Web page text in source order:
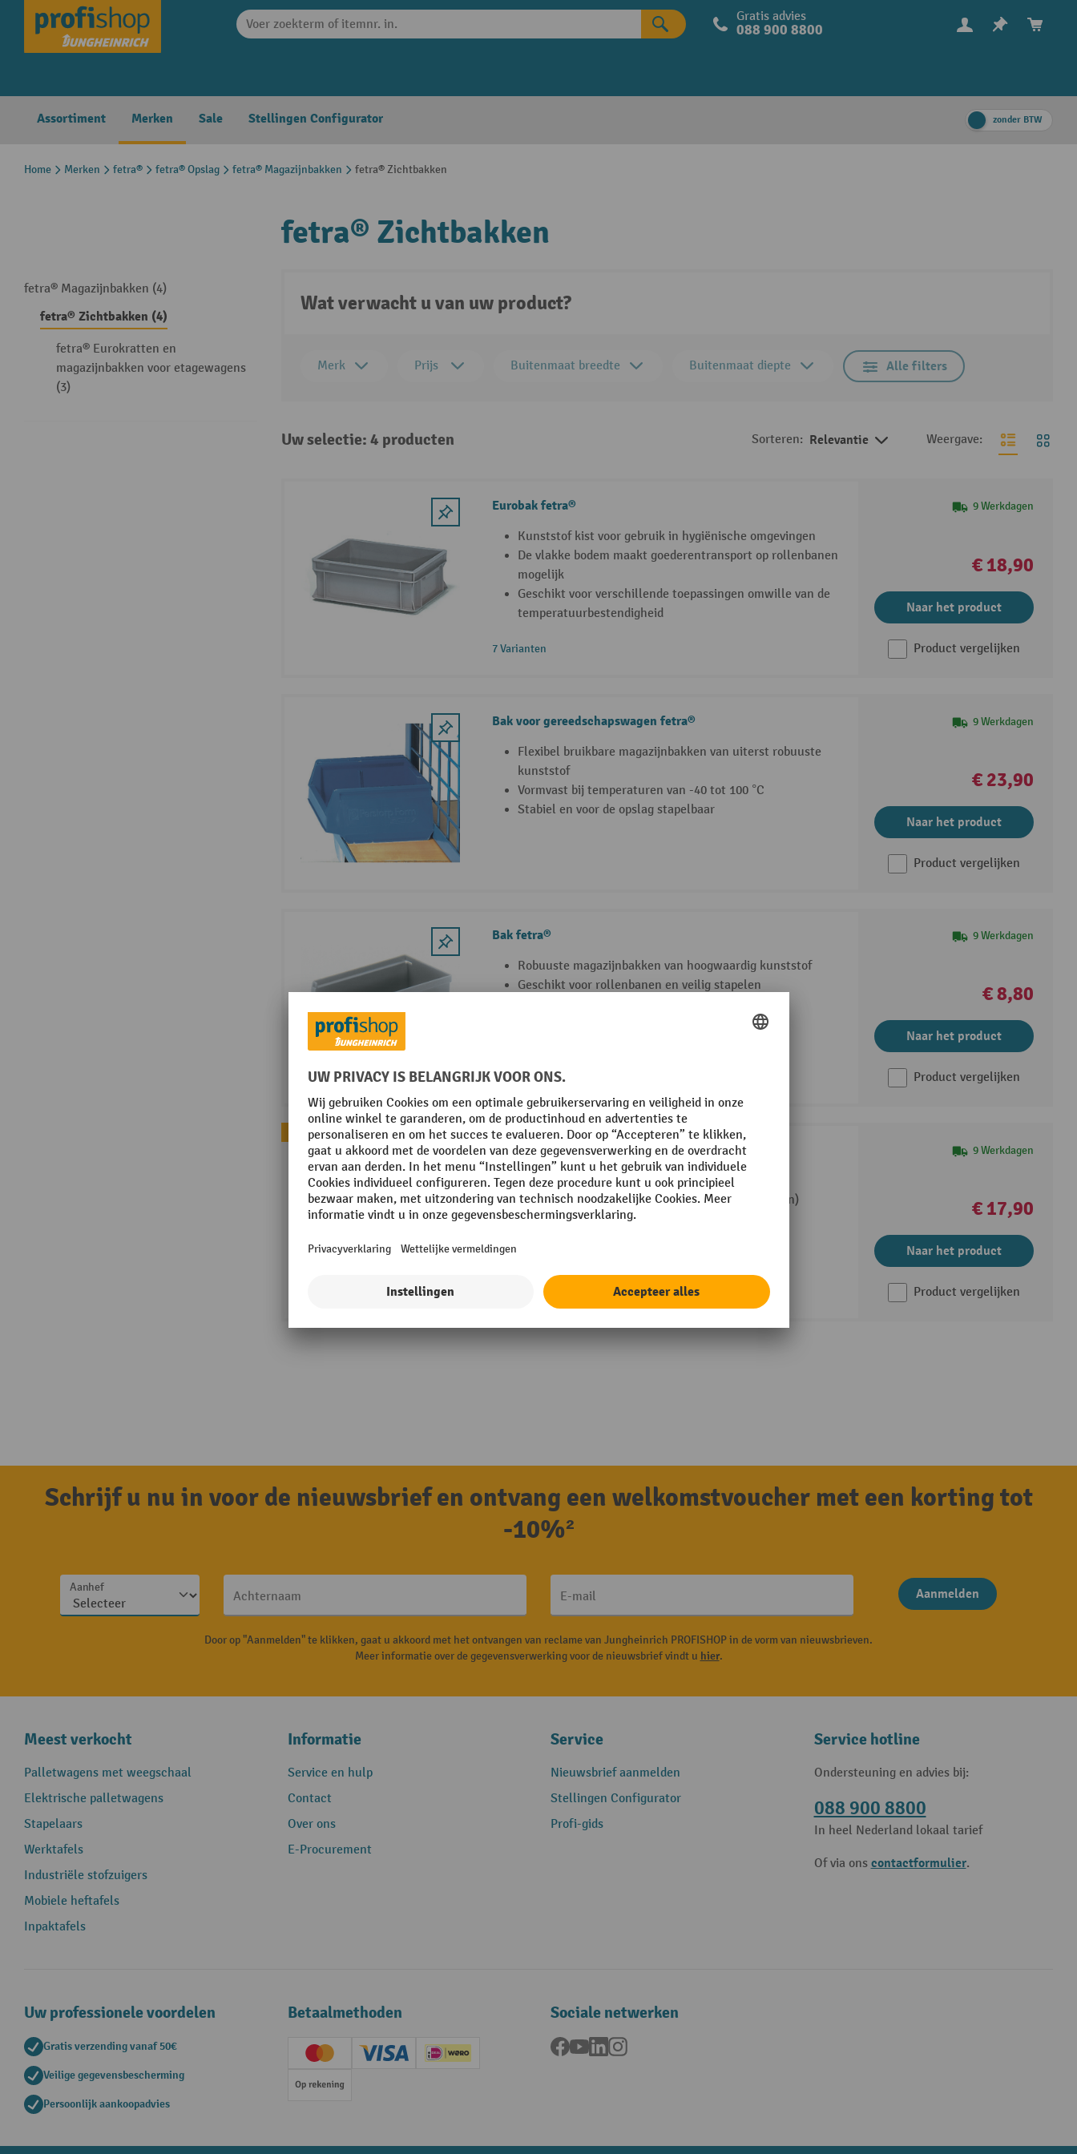
Skip to main navigation Gratis advies
088 900 8800
Assortiment Merken Sale Stellingen Configurator zonder BTW
Home Merken fetra® fetra® Opslag fetra® Magazijnbakken fetra® Zichtbakken
fetra® Magazijnbakken (4)
fetra® Zichtbakken (4)
fetra® Eurokratten en
magazijnbakken voor etagewagens
(3)
fetra® Zichtbakken
Wat verwacht u van uw product?
Merk Prijs Buitenmaat breedte Buitenmaat diepte Alle filters
Uw selectie: 4 producten Sorteren: Relevantie Weergave:
Eurobak fetra®
Kunststof kist voor gebruik in hygiënische omgevingen
De vlakke bodem maakt goederentransport op rollenbanen
mogelijk
Geschikt voor verschillende toepassingen omwille van de
temperatuurbestendigheid
7 Varianten
9 Werkdagen
€ 18,90
Naar het product
Product vergelijken
Bak voor gereedschapswagen fetra®
Flexibel bruikbare magazijnbakken van uiterst robuuste
kunststof
Vormvast bij temperaturen van -40 tot 100 °C
Stabiel en voor de opslag stapelbaar
9 Werkdagen
€ 23,90
Naar het product
Product vergelijken
Bak fetra®
Robuuste magazijnbakken van hoogwaardig kunststof
Geschikt voor rollenbanen en veilig stapelen
5 Varianten
9 Werkdagen
€ 8,80
Naar het product
Product vergelijken
Best verkocht
Scharnierdeksel voor eurobakken fetra®
Stabiel scharnierdeksel voor eurobak fetra®
Van hoogwaardig, slagvast kunststof (polyethyleen)
Temperatuurbestendig van -40°C tot +100 °C
9 Werkdagen
€ 17,90
Naar het product
Product vergelijken
Schrijf u nu in voor de nieuwsbrief en ontvang een welkomstvoucher met een korting tot
-10%²
Aanhef
Achternaam E-mail Aanmelden
Door op "Aanmelden" te klikken, gaat u akkoord met het ontvangen van reclame van Jungheinrich PROFISHOP in de vorm van nieuwsbrieven.
Meer informatie over de gegevensverwerking voor de nieuwsbrief vindt u hier.
Meest verkocht
Palletwagens met weegschaal
Elektrische palletwagens
Stapelaars
Werktafels
Industriële stofzuigers
Mobiele heftafels
Inpaktafels
Informatie
Service en hulp
Contact
Over ons
E-Procurement
Service
Nieuwsbrief aanmelden
Stellingen Configurator
Profi-gids
Service hotline
Ondersteuning en advies bij:
088 900 8800
In heel Nederland lokaal tarief
Of via ons contactformulier.
Uw professionele voordelen
Gratis verzending vanaf 50€
Veilige gegevensbescherming
Persoonlijk aankoopadvies
Betaalmethoden
Creditcard (Master)Creditcard (Visa)iDEAL | Wero
Op rekening
Sociale netwerken
Facebook
YouTubeLinkedInInstagram